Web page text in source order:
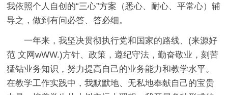
我依照个人自创的“三心”方案（悉心、耐心、平常心）辅
导之，做到有问必答、答必细。
一年来，我坚决贯彻执行党和国家的路线、(来源好
范 文网wWW.)方针、政策，遵纪守法，勤奋敬业，刻苦
猛钻业务知识，努力提高自己的业务能力和教学水平。
在教学工作实践中，我默默地、无私地奉献自己的宝贵